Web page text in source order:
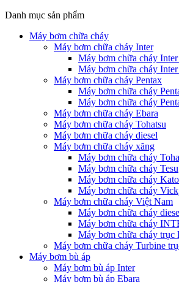
Danh mục sản phẩm
Máy bơm chữa cháy
Máy bơm chữa cháy Inter
Máy bơm chữa cháy
Máy bơm chữa cháy
Máy bơm chữa cháy Pentax
Máy bơm chữa cháy
Máy bơm chữa cháy
Máy bơm chữa cháy Ebara
Máy bơm chữa cháy Tohatsu
Máy bơm chữa cháy diesel
Máy bơm chữa cháy xăng
Máy bơm chữa cháy
Máy bơm chữa cháy Tesu
Máy bơm chữa cháy Kato
Máy bơm chữa cháy
Máy bơm chữa cháy Việt Nam
Máy bơm chữa cháy
Máy bơm chữa cháy
Máy bơm chữa cháy trục
Máy bơm chữa cháy Turbine
Máy bơm bù áp
Máy bơm bù áp Inter
Máy bơm bù áp Ebara